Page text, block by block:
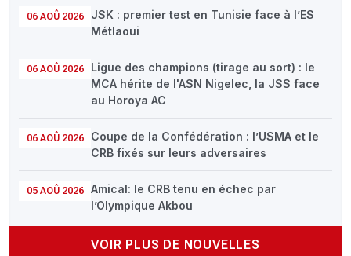
06 AOÛ 2026
JSK : premier test en Tunisie face à l’ES
Métlaoui
06 AOÛ 2026
Ligue des champions (tirage au sort) : le
MCA hérite de l'ASN Nigelec, la JSS face
au Horoya AC
06 AOÛ 2026
Coupe de la Confédération : l’USMA et le
CRB fixés sur leurs adversaires
05 AOÛ 2026
Amical: le CRB tenu en échec par
l’Olympique Akbou
VOIR PLUS DE NOUVELLES